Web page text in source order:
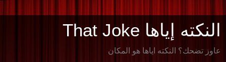
النكته إياها That Joke
عاوز تضحك؟ النكته اياها هو المكان